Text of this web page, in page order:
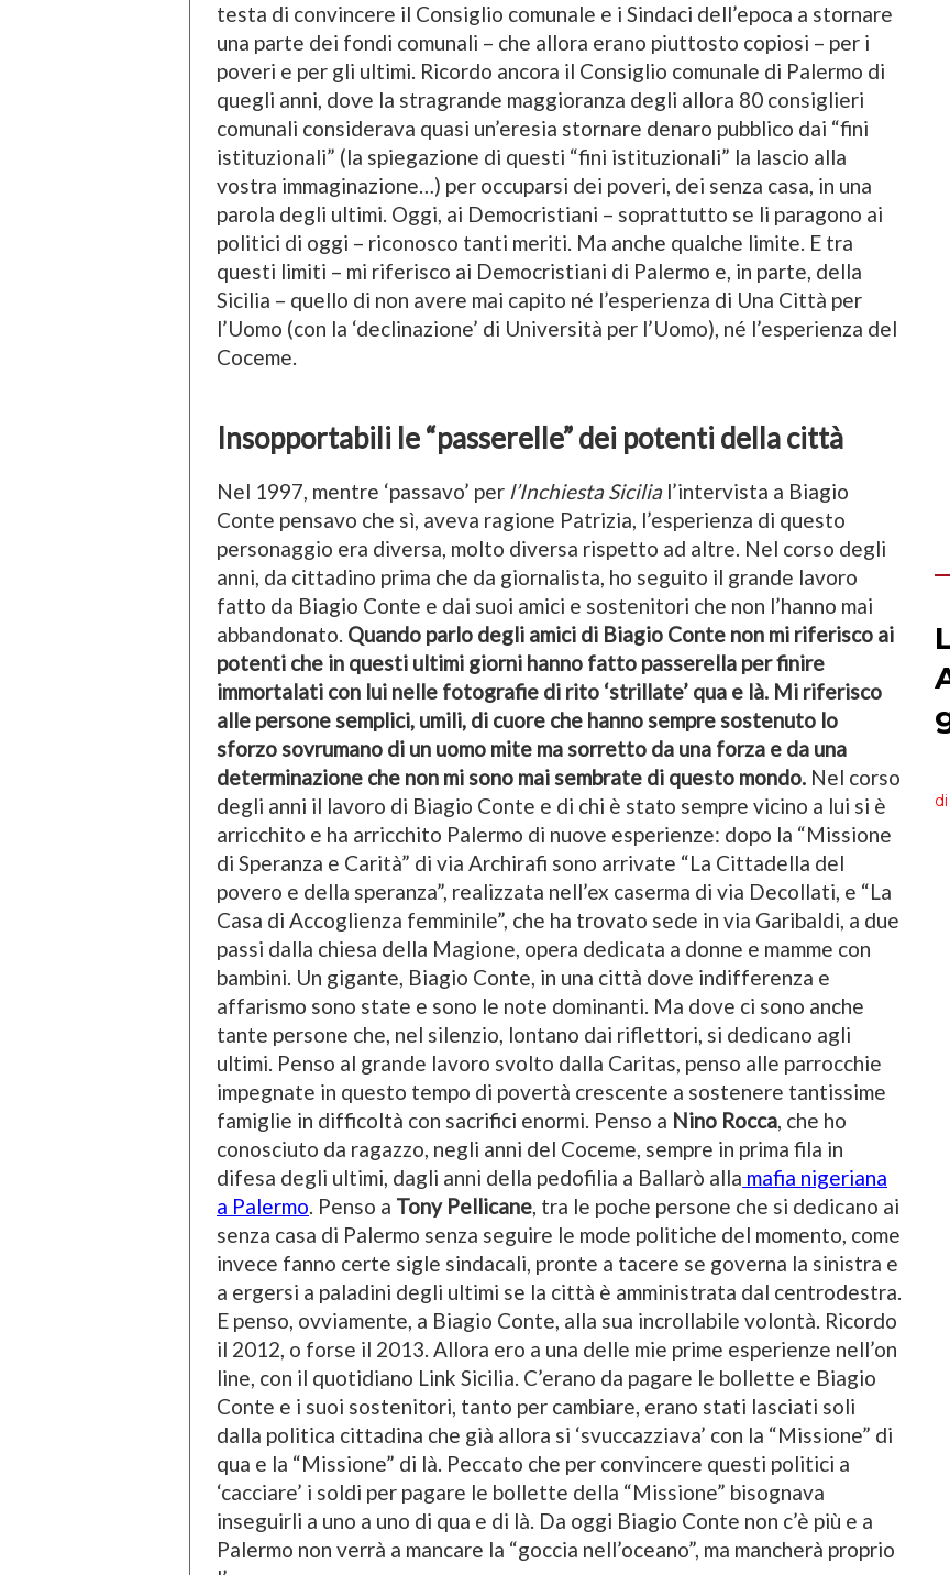
testa di convincere il Consiglio comunale e i Sindaci dell’epoca a stornare
una parte dei fondi comunali – che allora erano piuttosto copiosi – per i
poveri e per gli ultimi. Ricordo ancora il Consiglio comunale di Palermo di
quegli anni, dove la stragrande maggioranza degli allora 80 consiglieri
comunali considerava quasi un’eresia stornare denaro pubblico dai “fini
istituzionali” (la spiegazione di questi “fini istituzionali” la lascio alla
vostra immaginazione…) per occuparsi dei poveri, dei senza casa, in una
parola degli ultimi. Oggi, ai Democristiani – soprattutto se li paragono ai
politici di oggi – riconosco tanti meriti. Ma anche qualche limite. E tra
questi limiti – mi riferisco ai Democristiani di Palermo e, in parte, della
Sicilia – quello di non avere mai capito né l’esperienza di Una Città per
l’Uomo (con la ‘declinazione’ di Università per l’Uomo), né l’esperienza del
Coceme.
Insopportabili le “passerelle” dei potenti della città
Nel 1997, mentre ‘passavo’ per l’Inchiesta Sicilial’intervista a Biagio
Conte pensavo che sì, aveva ragione Patrizia, l’esperienza di questo
personaggio era diversa, molto diversa rispetto ad altre. Nel corso degli
anni, da cittadino prima che da giornalista, ho seguito il grande lavoro
fatto da Biagio Conte e dai suoi amici e sostenitori che non l’hanno mai
abbandonato. Quando parlo degli amici di Biagio Conte non mi riferisco ai
potenti che in questi ultimi giorni hanno fatto passerella per finire
immortalati con lui nelle fotografie di rito ‘strillate’ qua e là. Mi riferisco
alle persone semplici, umili, di cuore che hanno sempre sostenuto lo
sforzo sovrumano di un uomo mite ma sorretto da una forza e da una
determinazione che non mi sono mai sembrate di questo mondo. Nel corso
degli anni il lavoro di Biagio Conte e di chi è stato sempre vicino a lui si è
arricchito e ha arricchito Palermo di nuove esperienze: dopo la “Missione
di Speranza e Carità” di via Archirafi sono arrivate “La Cittadella del
povero e della speranza”, realizzata nell’ex caserma di via Decollati, e “La
Casa di Accoglienza femminile”, che ha trovato sede in via Garibaldi, a due
passi dalla chiesa della Magione, opera dedicata a donne e mamme con
bambini. Un gigante, Biagio Conte, in una città dove indifferenza e
affarismo sono state e sono le note dominanti. Ma dove ci sono anche
tante persone che, nel silenzio, lontano dai riflettori, si dedicano agli
ultimi. Penso al grande lavoro svolto dalla Caritas, penso alle parrocchie
impegnate in questo tempo di povertà crescente a sostenere tantissime
famiglie in difficoltà con sacrifici enormi. Penso a Nino Rocca, che ho
conosciuto da ragazzo, negli anni del Coceme, sempre in prima fila in
difesa degli ultimi, dagli anni della pedofilia a Ballarò alla mafia nigeriana
a Palermo. Penso a Tony Pellicane, tra le poche persone che si dedicano ai
senza casa di Palermo senza seguire le mode politiche del momento, come
invece fanno certe sigle sindacali, pronte a tacere se governa la sinistra e
a ergersi a paladini degli ultimi se la città è amministrata dal centrodestra.
E penso, ovviamente, a Biagio Conte, alla sua incrollabile volontà. Ricordo
il 2012, o forse il 2013. Allora ero a una delle mie prime esperienze nell’on
line, con il quotidiano Link Sicilia. C’erano da pagare le bollette e Biagio
Conte e i suoi sostenitori, tanto per cambiare, erano stati lasciati soli
dalla politica cittadina che già allora si ‘svuccazziava’ con la “Missione” di
qua e la “Missione” di là. Peccato che per convincere questi politici a
‘cacciare’ i soldi per pagare le bollette della “Missione” bisognava
inseguirli a uno a uno di qua e di là. Da oggi Biagio Conte non c’è più e a
Palermo non verrà a mancare la “goccia nell’oceano”, ma mancherà proprio